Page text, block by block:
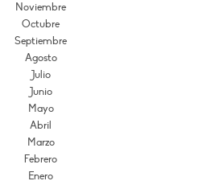
Noviembre
Octubre
Septiembre
Agosto
Julio
Junio
Mayo
Abril
Marzo
Febrero
Enero